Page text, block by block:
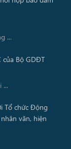
...
...